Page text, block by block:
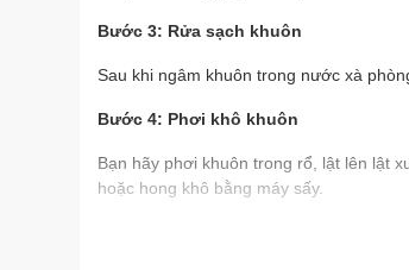
Bước 3: Rửa sạch khuôn
Sau khi ngâm khuôn trong nước xà
Bước 4: Phơi khô khuôn
Bạn hãy phơi khuôn trong rổ, lật lên lật
hoặc hong khô bằng máy sấy.